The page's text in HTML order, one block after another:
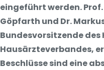
eingeführt werden.
Göpfarth und Dr.
Bundesvorsitzende
Hausärzteverbandes,
Beschlüsse sind eine